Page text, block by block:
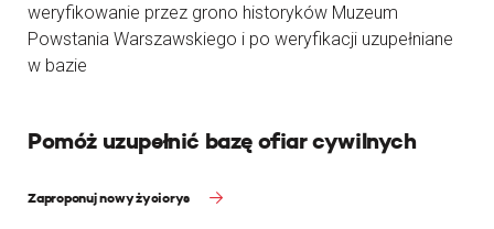
weryfikowanie przez grono historyków Muzeum
Powstania Warszawskiego i po weryfikacji uzupełniane
w bazie
Pomóż uzupełnić bazę ofiar cywilnych
Zaproponuj nowy życiorys